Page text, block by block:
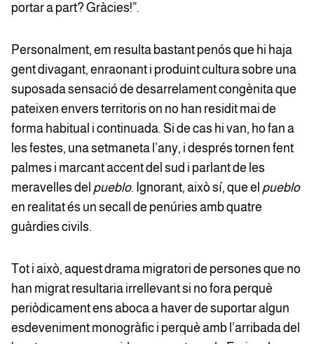
portar a part? Gràcies!”.
Personalment, em resulta bastant penós que hi haja
gent divagant, enraonant i produint cultura sobre una
suposada sensació de desarrelament congènita que
pateixen envers territoris on no han residit mai de
forma habitual i continuada. Si de cas hi van, ho fan a
les festes, una setmaneta l’any, i després tornen fent
palmes i marcant accent del sud i parlant de les
meravelles del pueblo. Ignorant, això sí, que el pueblo
en realitat és un secall de penúries amb quatre
guàrdies civils.
Tot i això, aquest drama migratori de persones que no
han migrat resultaria irrellevant si no fora perquè
periòdicament ens aboca a haver de suportar algun
esdeveniment monogràfic i perquè amb l’arribada del